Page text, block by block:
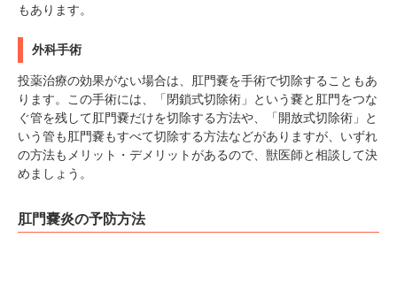
もあります。
外科手術
投薬治療の効果がない場合は、肛門嚢を手術で切除することもあ
ります。この手術には、「閉鎖式切除術」という嚢と肛門をつな
ぐ管を残して肛門嚢だけを切除する方法や、「開放式切除術」と
いう管も肛門嚢もすべて切除する方法などがありますが、いずれ
の方法もメリット・デメリットがあるので、獣医師と相談して決
めましょう。
肛門嚢炎の予防方法
閉じる
PECOアプリをダウンロード済みの方